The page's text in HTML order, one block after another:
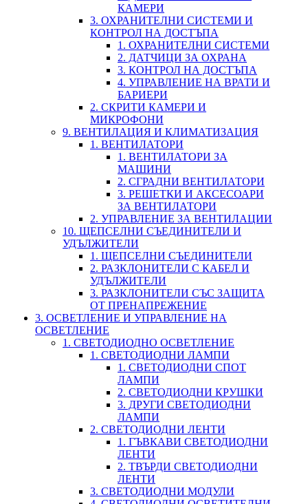
КАМЕРИ
3. ОХРАНИТЕЛНИ СИСТЕМИ И
КОНТРОЛ НА ДОСТЪПА
1. ОХРАНИТЕЛНИ СИСТЕМИ
2. ДАТЧИЦИ ЗА ОХРАНА
3. КОНТРОЛ НА ДОСТЪПА
4. УПРАВЛЕНИЕ НА ВРАТИ И
БАРИЕРИ
2. СКРИТИ КАМЕРИ И
МИКРОФОНИ
9. ВЕНТИЛАЦИЯ И КЛИМАТИЗАЦИЯ
1. ВЕНТИЛАТОРИ
1. ВЕНТИЛАТОРИ ЗА
МАШИНИ
2. СГРАДНИ ВЕНТИЛАТОРИ
3. РЕШЕТКИ И АКСЕСОАРИ
ЗА ВЕНТИЛАТОРИ
2. УПРАВЛЕНИЕ ЗА ВЕНТИЛАЦИИ
10. ЩЕПСЕЛНИ СЪЕДИНИТЕЛИ И
УДЪЛЖИТЕЛИ
1. ЩЕПСЕЛНИ СЪЕДИНИТЕЛИ
2. РАЗКЛОНИТЕЛИ С КАБЕЛ И
УДЪЛЖИТЕЛИ
3. РАЗКЛОНИТЕЛИ СЪС ЗАЩИТА
ОТ ПРЕНАПРЕЖЕНИЕ
3. ОСВЕТЛЕНИЕ И УПРАВЛЕНИЕ НА
ОСВЕТЛЕНИЕ
1. СВЕТОДИОДНО ОСВЕТЛЕНИЕ
1. СВЕТОДИОДНИ ЛАМПИ
1. СВЕТОДИОДНИ СПОТ
ЛАМПИ
2. СВЕТОДИОДНИ КРУШКИ
3. ДРУГИ СВЕТОДИОДНИ
ЛАМПИ
2. СВЕТОДИОДНИ ЛЕНТИ
1. ГЪВКАВИ СВЕТОДИОДНИ
ЛЕНТИ
2. ТВЪРДИ СВЕТОДИОДНИ
ЛЕНТИ
3. СВЕТОДИОДНИ МОДУЛИ